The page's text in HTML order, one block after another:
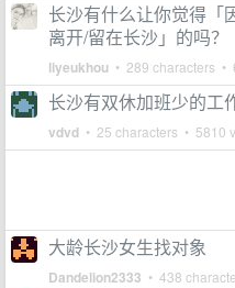
长沙有什么让你觉得「
离开/留在长沙」的吗？
liyeukhou • 289 characters •
长沙有双休加班少的工
vdvd • 25 characters • 5810
大龄长沙女生找对象
Dandelion2333 • 438